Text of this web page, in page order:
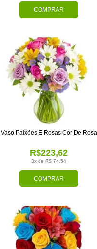
COMPRAR
COMPRAR
3x de R$ 74,54
R$223,62
Vaso Paixões E Rosas Cor De Rosa